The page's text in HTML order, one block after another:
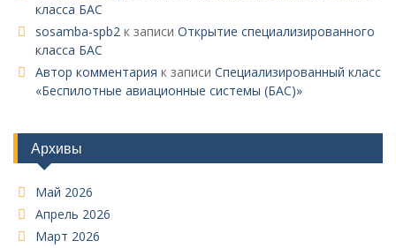
класса БАС
sosamba-spb2 к записи Открытие специализированного
класса БАС
Автор комментария к записи Специализированный класс
«Беспилотные авиационные системы (БАС)»
Архивы
Май 2026
Апрель 2026
Март 2026